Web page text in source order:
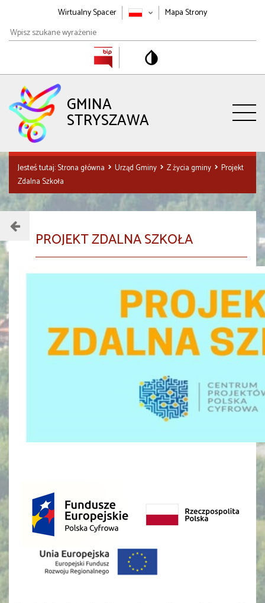
Wirtualny Spacer
Mapa Strony
Wpisz
szukane
GMINA
STRYSZAWA
Jesteś tutaj:Strona główna Urząd Gminy Z życia gminy
Projekt
Zdalna Szkoła
Menu
PROJEKT ZDALNA SZKOŁA